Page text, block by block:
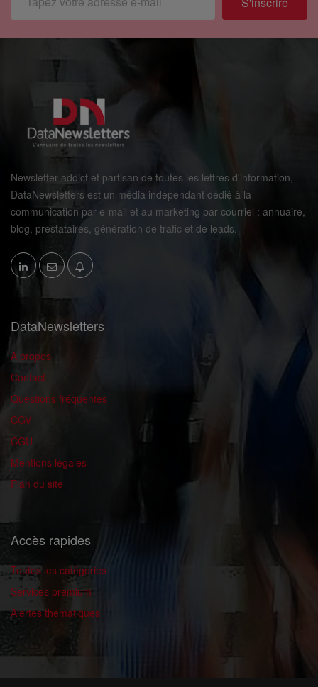
Newsletter addict et partisan de toutes les lettres d'information,
DataNewsletters est un média indépendant dédié à la
communication par e-mail et au marketing par courriel : annuaire,
blog, prestataires, génération de trafic et de leads.
DataNewsletters
A propos
Contact
Questions fréquentes
CGV
CGU
Mentions légales
Plan du site
Accès rapides
Toutes les catégories
Services premium
Alertes thématiques